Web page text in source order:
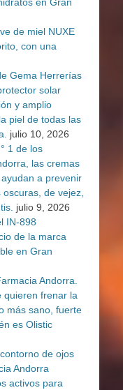
en Gran
de miel NUXE
con una
Gema Herrerías
solar
y amplio
piel de todas las
julio 10, 2026
1 de los
las cremas
a prevenir
de vejez,
julio 9, 2026
IN-898
de la marca
en Gran
Andorra.
quieren frenar la
más sano, fuerte
es Olistic
de ojos
Andorra
activos para